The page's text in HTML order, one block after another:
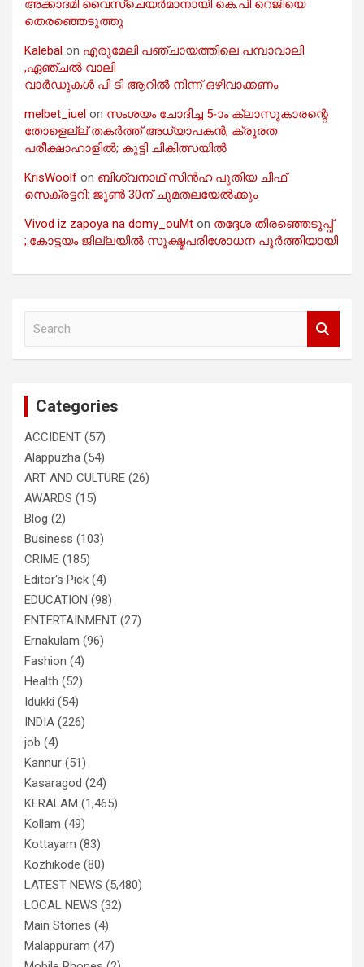
അക്കാദമി വൈസ്ചെയർമാനായി കെ.പി റെജിയെ
തെരഞ്ഞെടുത്തു
Kalebal on എരുമേലി പഞ്ചായത്തിലെ പമ്പാവാലി
,ഏഞ്ചൽ വാലി
വാർഡുകൾ പി ടി ആറിൽ നിന്ന് ഒഴിവാക്കണം
melbet_iuel on സംശയം ചോദിച്ച 5-ാം ക്ലാസുകാരന്റെ
തോളെല്ല് തകർത്ത് അധ്യാപകൻ; ക്രൂരത
പരീക്ഷാഹാളിൽ; കുട്ടി ചികിത്സയിൽ
KrisWoolf on ബിശ്വനാഥ് സിൻഹ പുതിയ ചീഫ്
സെക്രട്ടറി: ജൂൺ 30ന് ചുമതലയേൽക്കും
Vivod iz zapoya na domy_ouMt on തദ്ദേശ തിരഞ്ഞെടുപ്പ്
;.കോട്ടയം ജില്ലയിൽ സൂക്ഷ്മപരിശോധന പൂർത്തിയായി
Categories
ACCIDENT (57)
Alappuzha (54)
ART AND CULTURE (26)
AWARDS (15)
Blog (2)
Business (103)
CRIME (185)
Editor's Pick (4)
EDUCATION (98)
ENTERTAINMENT (27)
Ernakulam (96)
Fashion (4)
Health (52)
Idukki (54)
INDIA (226)
job (4)
Kannur (51)
Kasaragod (24)
KERALAM (1,465)
Kollam (49)
Kottayam (83)
Kozhikode (80)
LATEST NEWS (5,480)
LOCAL NEWS (32)
Main Stories (4)
Malappuram (47)